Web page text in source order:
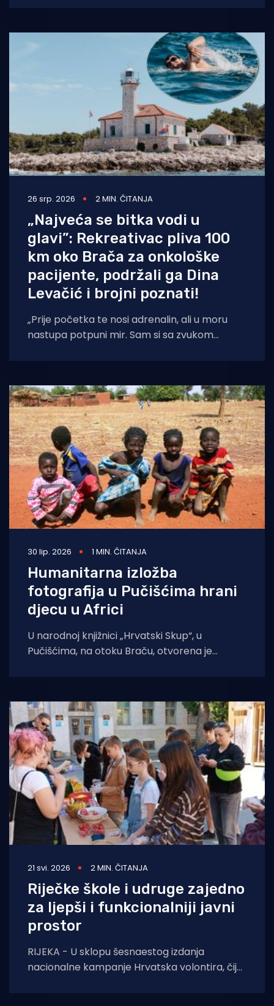
zacrtanom cilju od 100
26 srp. 2026 2 MIN. ČITANJA
„Najveća se bitka vodi u
glavi”: Rekreativac pliva 100
km oko Brača za onkološke
pacijente, podržali ga Dina
Levačić i brojni poznati!
„Prije početka te nosi adrenalin, ali u moru
nastupa potpuni mir. Sam si sa zvukom
30 lip. 2026 1 MIN. ČITANJA
Humanitarna izložba
fotografija u Pučišćima hrani
djecu u Africi
U narodnoj knjižnici „Hrvatski Skup“, u
Pučišćima, na otoku Braču, otvorena je
obroci/Saše Ćetković” i
21 svi. 2026 2 MIN. ČITANJA
Riječke škole i udruge zajedno
za ljepši i funkcionalniji javni
prostor
RIJEKA - U sklopu šesnaestog izdanja
nacionalne kampanje Hrvatska volontira, čija
održive zajednice, u središtu